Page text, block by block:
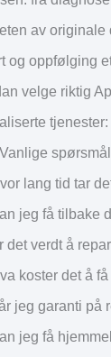
av originale
og oppfølging
velge riktig
lang tid tar
jeg få tilbake
det verdt å
koster det å
jeg garanti på
jeg få